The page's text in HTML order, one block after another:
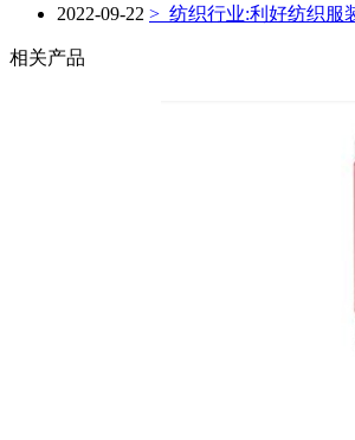
2022-09-22 > 纺织行业:利好纺织服
相关产品